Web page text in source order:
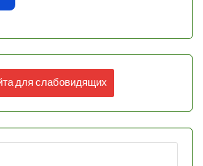
для слабовидящих